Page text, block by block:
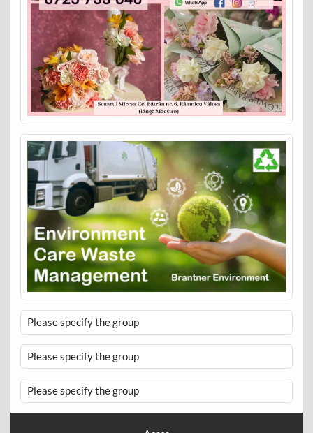
Please specify the group
Please specify the group
Please specify the group